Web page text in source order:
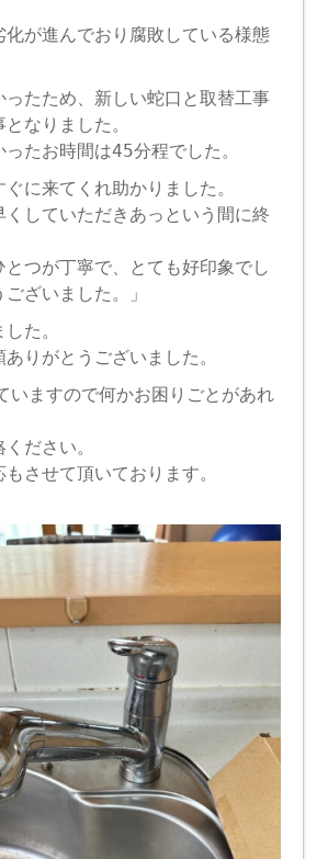
化が進んでおり腐敗している様態
ったため、新しい蛇口と取替工事
なりました。
たお時間は45分程でした。
ぐに来てくれ助かりました。
くしていただきあっという間に終
とつが丁寧で、とても好印象でし
ざいました。」
た。
りがとうございました。
いますので何かお困りごとがあれ
ださい。
させて頂いております。